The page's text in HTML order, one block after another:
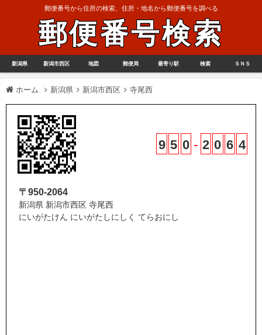
郵便番号から住所の検索、住所・地名から郵便番号を調べる
郵便番号検索
新潟県 新潟市西区 地図 郵便局 最寄り駅 検索 ＳＮＳ
ホーム 新潟県 新潟市西区 寺尾西
9 5 0 - 2 0 6 4
〒950-2064
新潟県 新潟市西区 寺尾西
にいがたけん にいがたしにしく てらおにし